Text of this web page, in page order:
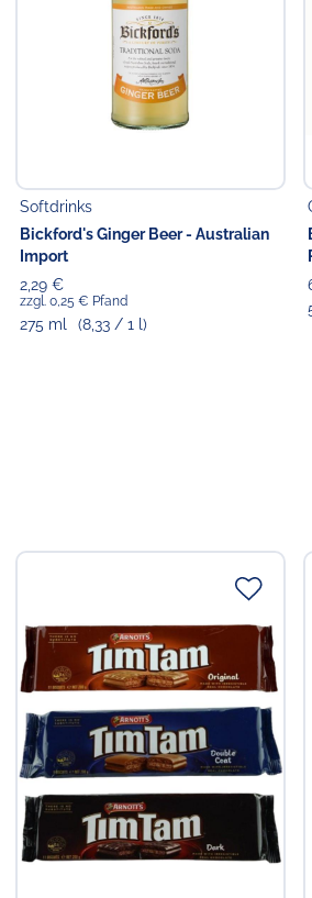
bzw. Dose).
zzgl. erhoben (wenn
(wenn nicht separat
Softdrinks
Bickford's Ginger Beer - Australian
Import
2,29 €
zzgl. 0,25 € Pfand
275 ml (8,33 / 1 l)